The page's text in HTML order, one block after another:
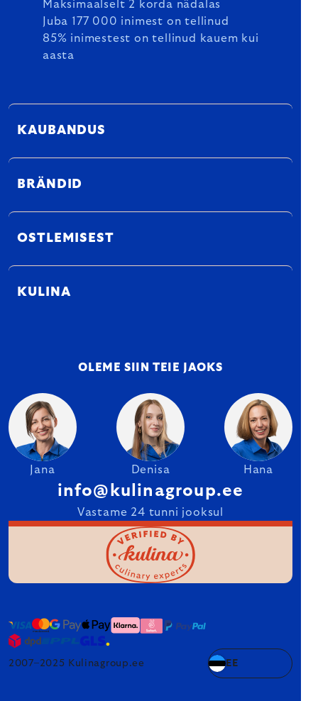
Maksimaalselt 2 korda nädalas
Juba 177 000 inimest on tellinud
85% inimestest on tellinud kauem kui
aasta
KAUBANDUS
BRÄNDID
OSTLEMISEST
KULINA
OLEME SIIN TEIE JAOKS
Jana Denisa Hana
info@kulinagroup.ee
Vastame 24 tunni jooksul
2007–2025 Kulinagroup.ee EE